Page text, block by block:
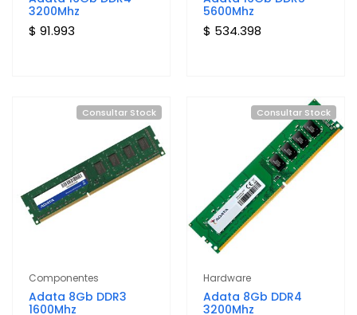
3200Mhz
$ 91.993
5600Mhz
$ 534.398
Consultar Stock
Componentes
Adata 8Gb DDR3
1600Mhz
Consultar Stock
Hardware
Adata 8Gb DDR4
3200Mhz